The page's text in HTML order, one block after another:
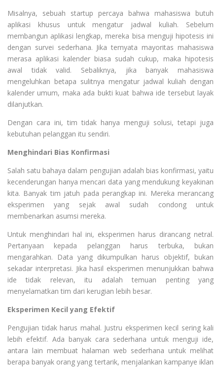
Misalnya, sebuah startup percaya bahwa mahasiswa butuh
aplikasi khusus untuk mengatur jadwal kuliah. Sebelum
membangun aplikasi lengkap, mereka bisa menguji hipotesis ini
dengan survei sederhana. Jika ternyata mayoritas mahasiswa
merasa aplikasi kalender biasa sudah cukup, maka hipotesis
awal tidak valid. Sebaliknya, jika banyak mahasiswa
mengeluhkan betapa sulitnya mengatur jadwal kuliah dengan
kalender umum, maka ada bukti kuat bahwa ide tersebut layak
dilanjutkan.
Dengan cara ini, tim tidak hanya menguji solusi, tetapi juga
kebutuhan pelanggan itu sendiri.
Menghindari Bias Konfirmasi
Salah satu bahaya dalam pengujian adalah bias konfirmasi, yaitu
kecenderungan hanya mencari data yang mendukung keyakinan
kita. Banyak tim jatuh pada perangkap ini. Mereka merancang
eksperimen yang sejak awal sudah condong untuk
membenarkan asumsi mereka.
Untuk menghindari hal ini, eksperimen harus dirancang netral.
Pertanyaan kepada pelanggan harus terbuka, bukan
mengarahkan. Data yang dikumpulkan harus objektif, bukan
sekadar interpretasi. Jika hasil eksperimen menunjukkan bahwa
ide tidak relevan, itu adalah temuan penting yang
menyelamatkan tim dari kerugian lebih besar.
Eksperimen Kecil yang Efektif
Pengujian tidak harus mahal. Justru eksperimen kecil sering kali
lebih efektif. Ada banyak cara sederhana untuk menguji ide,
antara lain membuat halaman web sederhana untuk melihat
berapa banyak orang yang tertarik, menjalankan kampanye iklan